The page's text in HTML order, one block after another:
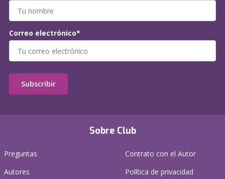
Sobre Club
Preguntas
Autores
Contrato con el Autor
Política de privacidad
Correo electrónico*
Subscribir